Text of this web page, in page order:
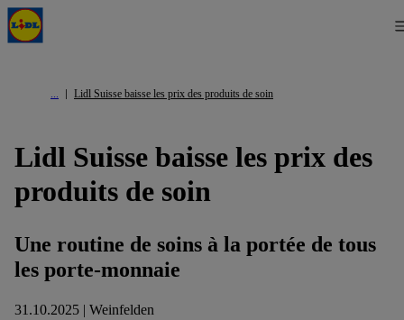
Lidl Suisse baisse les prix des produits de soin
Lidl Suisse baisse les prix des
produits de soin
Une routine de soins à la portée de tous
les porte-monnaie
31.10.2025 | Weinfelden